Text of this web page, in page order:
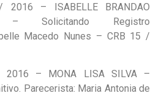
– ISABELLE BRANDAO
– Solicitando Registro
Macedo Nunes – CRB 15 /
– MONA LISA SILVA –
Parecerista: Maria Antonia de